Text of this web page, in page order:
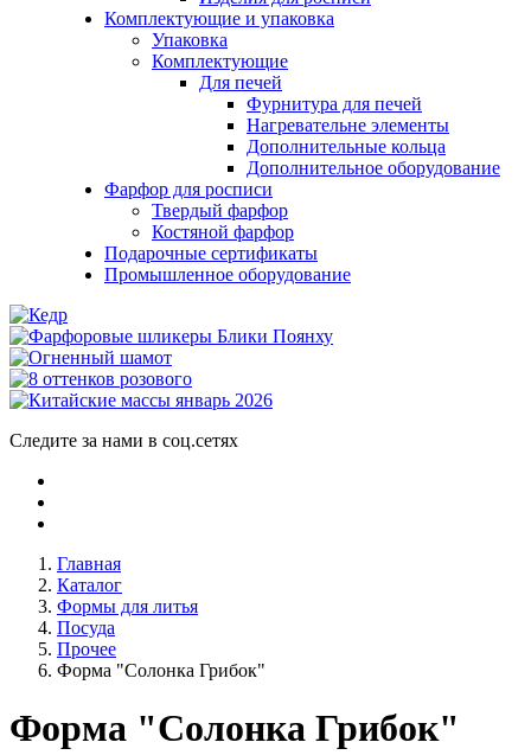
Комплектующие и упаковка
Упаковка
Комплектующие
Для печей
Фурнитура для печей
Нагревательне элементы
Дополнительные кольца
Дополнительное оборудование
Фарфор для росписи
Твердый фарфор
Костяной фарфор
Подарочные сертификаты
Промышленное оборудование
Следите за нами в соц.сетях
Главная
Каталог
Формы для литья
Посуда
Прочее
Форма "Солонка Грибок"
Форма "Солонка Грибок"